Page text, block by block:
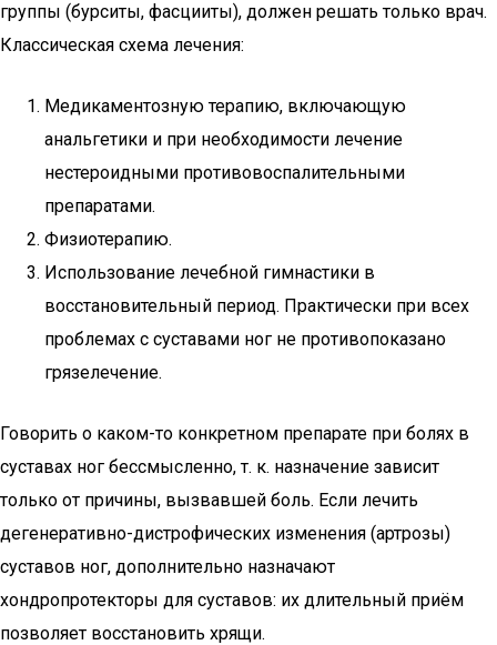
группы (бурситы, фасцииты), должен решать только врач.
Классическая схема лечения:
Медикаментозную терапию, включающую
анальгетики и при необходимости лечение
нестероидными противовоспалительными
препаратами.
Физиотерапию.
Использование лечебной гимнастики в
восстановительный период. Практически при всех
проблемах с суставами ног не противопоказано
грязелечение.
Говорить о каком-то конкретном препарате при болях в
суставах ног бессмысленно, т. к. назначение зависит
только от причины, вызвавшей боль. Если лечить
дегенеративно-дистрофических изменения (артрозы)
суставов ног, дополнительно назначают
хондропротекторы для суставов: их длительный приём
позволяет восстановить хрящи.